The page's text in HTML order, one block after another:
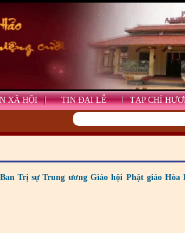
XÃ HỘI TIN ĐẠI LỄ TẠP CHÍ
Trị sự Trung ương Giáo hội Phật giáo